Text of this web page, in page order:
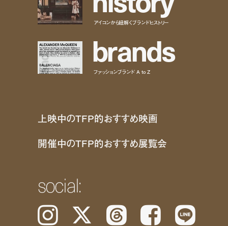
アイコンから紐解くブランドヒストリー
brands
ファッションブランド A to Z
上映中のTFP的おすすめ映画
開催中のTFP的おすすめ展覧会
social:
Instagram 𝕏 Threads Facebook LINE